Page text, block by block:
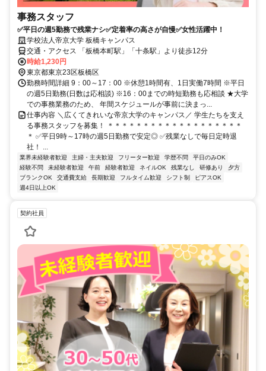
事務スタッフ
✅平日の週5勤務で残業ナシ✅定着率の高さが自慢✅女性活躍中！
学校法人帝京大学 板橋キャンパス
交通・アクセス 「板橋本町駅」「十条駅」より徒歩12分
時給1,230円
東京都東京23区板橋区
勤務時間詳細 9：00～17：00 ※休憩1時間有、1日実働7時間 ※平日
の週5日勤務(日数は応相談) ※16：00までの時短勤務も応相談 ★大学
での事務業務のため、 年間スケジュールが事前に決まっ...
仕事内容 ＼広くてきれいな帝京大学のキャンパス／ 学生たちを支え
る事務スタッフを募集！ ＊＊＊＊＊＊＊＊＊＊＊＊＊＊＊＊＊＊＊
＊ ✅平日9時～17時の週5日勤務で安定◎ ✅残業なしで毎日定時退
社！ ...
業界未経験者歓迎 主婦・主夫歓迎 フリーター歓迎 学歴不問
平日のみOK
経験不問
未経験者歓迎 午前 経験者歓迎 ネイルOK 残業なし 研修あり
夕方
ブランクOK
交通費支給 長期歓迎 フルタイム歓迎 シフト制
ピアスOK
週4日以上OK
契約社員